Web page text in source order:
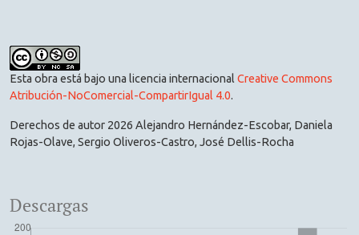
Esta obra está bajo una licencia internacional Creative Commons
Atribución-NoComercial-CompartirIgual 4.0.
Derechos de autor 2026 Alejandro Hernández-Escobar, Daniela
Rojas-Olave, Sergio Oliveros-Castro, José Dellis-Rocha
Descargas